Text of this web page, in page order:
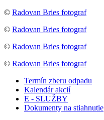
© Radovan Bries fotograf
© Radovan Bries fotograf
© Radovan Bries fotograf
© Radovan Bries fotograf
Termín zberu odpadu
Kalendár akcií
E - SLUŽBY
Dokumenty na stiahnutie